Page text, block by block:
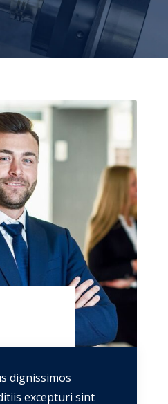
dignissimos
excepturi sint